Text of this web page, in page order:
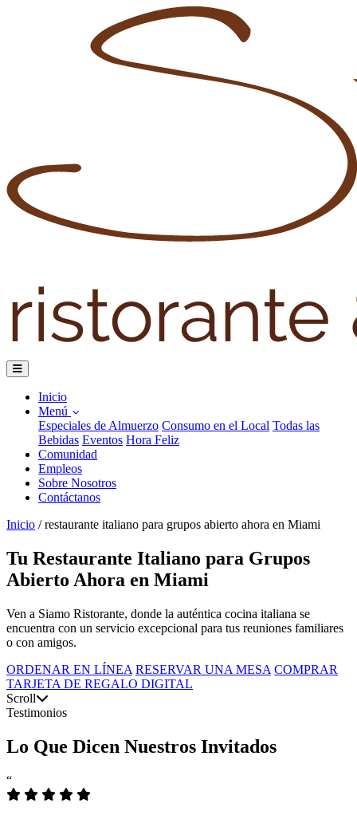
Inicio
Menú
Especiales de Almuerzo Consumo en el Local Todas las
Bebidas Eventos Hora Feliz
Comunidad
Empleos
Sobre Nosotros
Contáctanos
Inicio / restaurante italiano para grupos abierto ahora en Miami
Tu Restaurante Italiano para Grupos
Abierto Ahora en Miami
Ven a Siamo Ristorante, donde la auténtica cocina italiana se
encuentra con un servicio excepcional para tus reuniones familiares
o con amigos.
ORDENAR EN LÍNEA RESERVAR UNA MESA COMPRAR
TARJETA DE REGALO DIGITAL
Scroll
Testimonios
Lo Que Dicen Nuestros Invitados
“